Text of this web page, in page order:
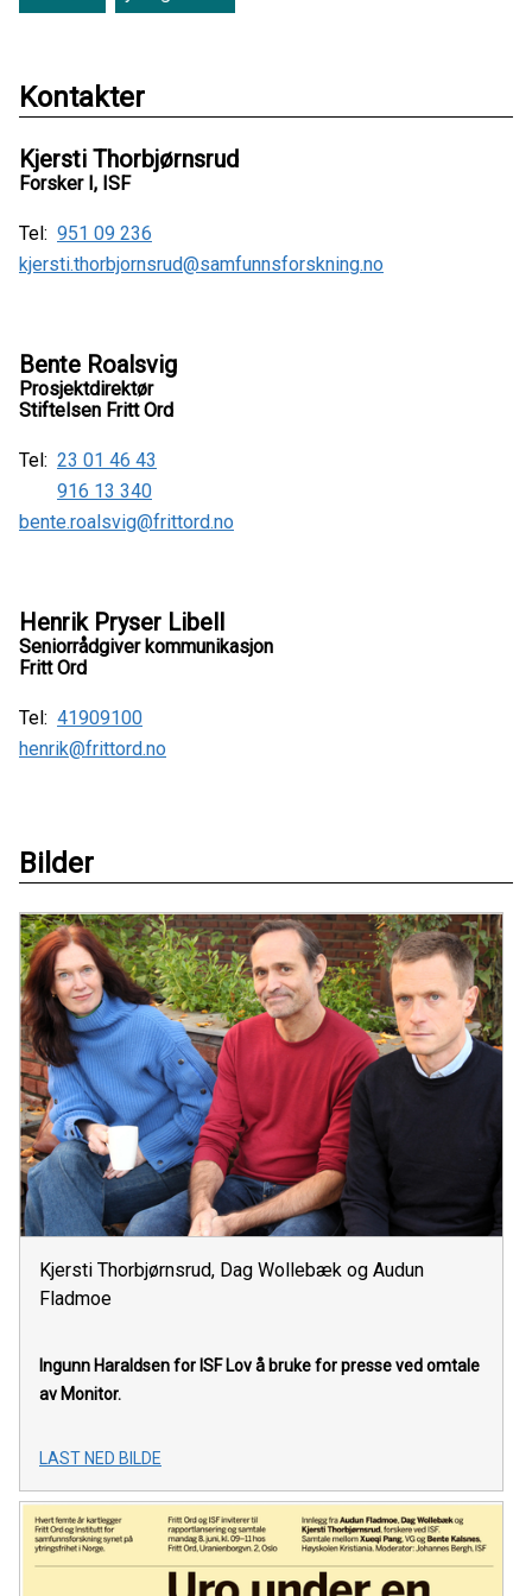
Kontakter
Kjersti Thorbjørnsrud
Forsker I, ISF
Tel: 951 09 236
kjersti.thorbjornsrud@samfunnsforskning.no
Bente Roalsvig
Prosjektdirektør
Stiftelsen Fritt Ord
Tel: 23 01 46 43
916 13 340
bente.roalsvig@frittord.no
Henrik Pryser Libell
Seniorrådgiver kommunikasjon
Fritt Ord
Tel: 41909100
henrik@frittord.no
Bilder
Kjersti Thorbjørnsrud, Dag Wollebæk og Audun
Fladmoe
Ingunn Haraldsen for ISFLov å bruke for presse ved omtale
av Monitor.
LAST NED BILDE